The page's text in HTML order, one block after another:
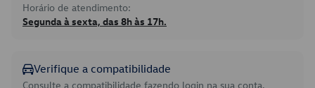
Horário de atendimento:
Segunda à sexta, das 8h às 17h.
Verifique a compatibilidade
Consulte a compatibilidade fazendo login na sua conta.